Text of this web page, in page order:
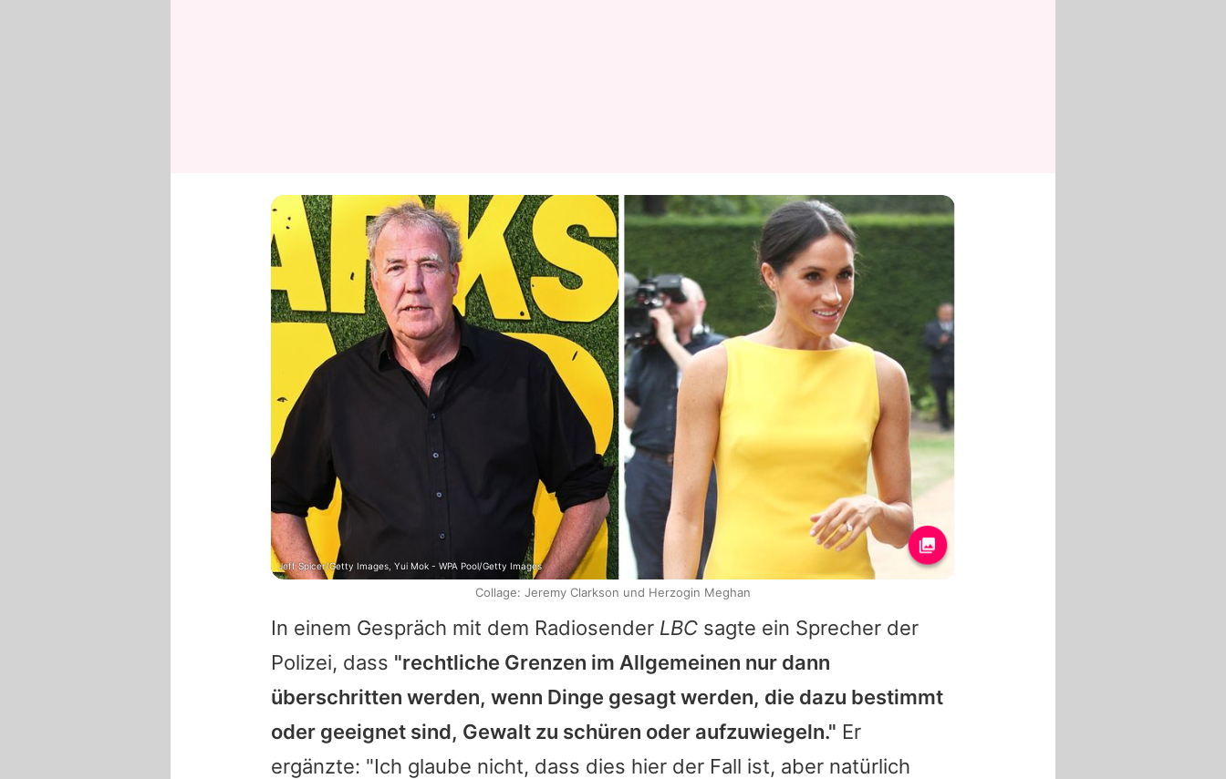
In einem Gespräch mit dem Radiosender LBC sagte ein Sprecher der
Polizei, dass "rechtliche Grenzen im Allgemeinen nur dann
überschritten werden, wenn Dinge gesagt werden, die dazu bestimmt
oder geeignet sind, Gewalt zu schüren oder aufzuwiegeln." Er
ergänzte: "Ich glaube nicht, dass dies hier der Fall ist, aber natürlich
Jeff Spicer/Getty Images, Yui Mok - WPA Pool/Getty Images
Collage: Jeremy Clarkson und Herzogin Meghan